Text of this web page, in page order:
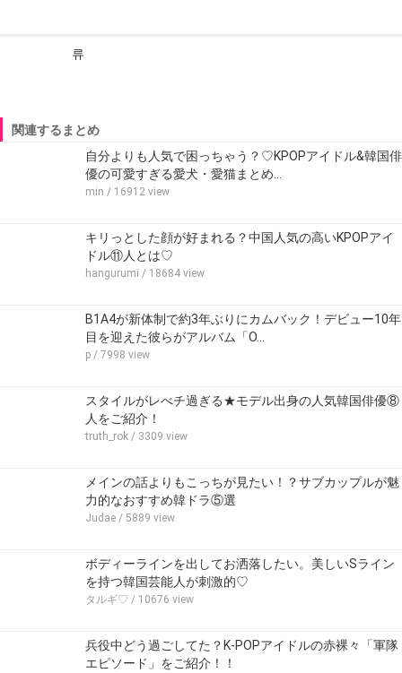
류
関連するまとめ
自分よりも人気で困っちゃう？♡KPOPアイドル&韓国俳
優の可愛すぎる愛犬・愛猫まとめ…
min / 16912 view
キリっとした顔が好まれる？中国人気の高いKPOPアイ
ドル⑪人とは♡
hangurumi / 18684 view
B1A4が新体制で約3年ぶりにカムバック！デビュー10年
目を迎えた彼らがアルバム「O…
p / 7998 view
スタイルがレべチ過ぎる★モデル出身の人気韓国俳優⑧
人をご紹介！
truth_rok / 3309 view
メインの話よりもこっちが見たい！？サブカップルが魅
力的なおすすめ韓ドラ⑤選
Judae / 5889 view
ボディーラインを出してお洒落したい。美しいSライン
を持つ韓国芸能人が刺激的♡
タルギ♡ / 10676 view
兵役中どう過ごしてた？K-POPアイドルの赤裸々「軍隊
エピソード」をご紹介！！